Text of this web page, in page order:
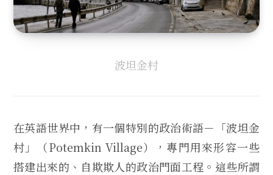
波坦金村
在英語世界中，有一個特別的政治術語－「波坦金
村」（Potemkin Village），專門用來形容一些
搭建出來的、自欺欺人的政治門面工程。這些所謂